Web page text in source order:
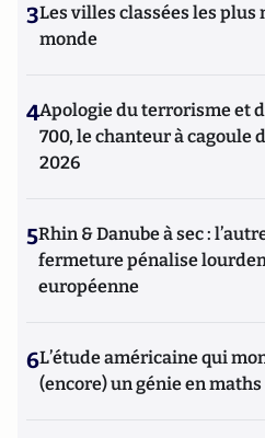
3Les villes classées les plus
monde
4Apologie du terrorisme et
700, le chanteur à cagoule
2026
5Rhin & Danube à sec :
fermeture pénalise
européenne
6L’étude américaine qui
(encore) un génie en maths